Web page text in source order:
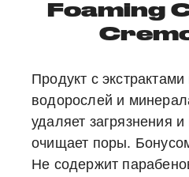
Foaming
Продукт с
водорослей и
удаляет загрязнения и
очищает поры.
Не содержит